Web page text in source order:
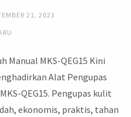
21, 2023
Manual MKS-QEG15 Kini
Alat Pengupas
QEG15. Pengupas kulit
ekonomis, praktis, tahan